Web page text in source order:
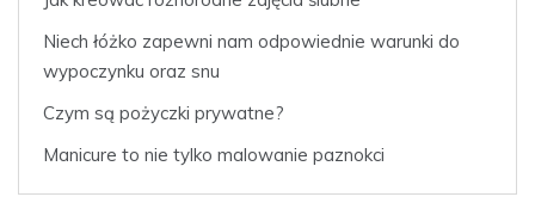
Niech łóżko zapewni nam odpowiednie warunki do
wypoczynku oraz snu
Czym są pożyczki prywatne?
Manicure to nie tylko malowanie paznokci